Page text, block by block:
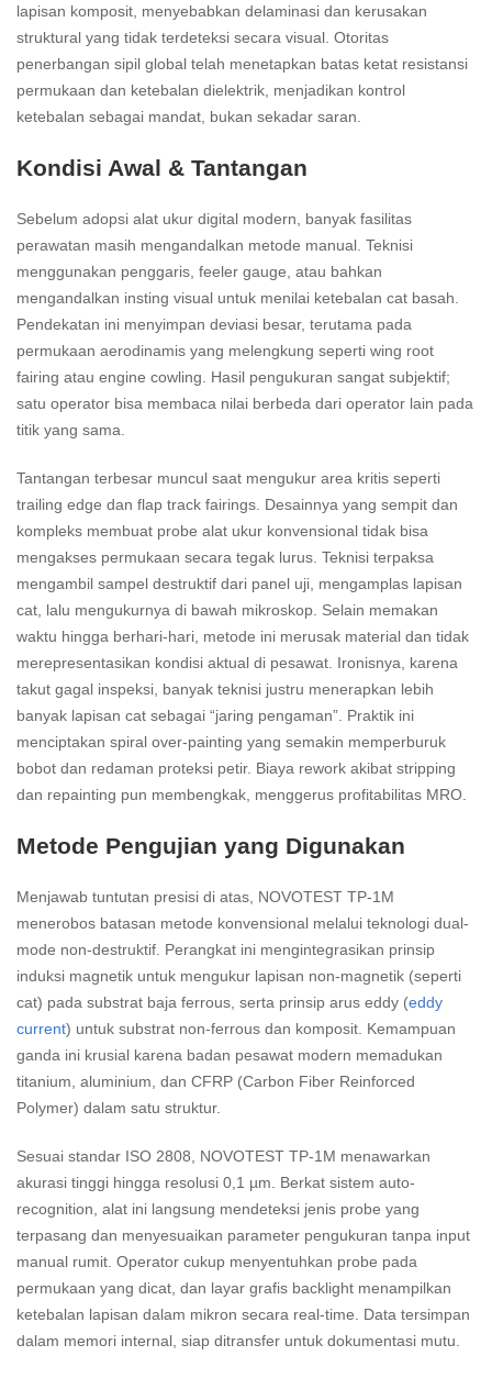
lapisan komposit, menyebabkan delaminasi dan kerusakan
struktural yang tidak terdeteksi secara visual. Otoritas
penerbangan sipil global telah menetapkan batas ketat resistansi
permukaan dan ketebalan dielektrik, menjadikan kontrol
ketebalan sebagai mandat, bukan sekadar saran.
Kondisi Awal & Tantangan
Sebelum adopsi alat ukur digital modern, banyak fasilitas
perawatan masih mengandalkan metode manual. Teknisi
menggunakan penggaris, feeler gauge, atau bahkan
mengandalkan insting visual untuk menilai ketebalan cat basah.
Pendekatan ini menyimpan deviasi besar, terutama pada
permukaan aerodinamis yang melengkung seperti wing root
fairing atau engine cowling. Hasil pengukuran sangat subjektif;
satu operator bisa membaca nilai berbeda dari operator lain pada
titik yang sama.
Tantangan terbesar muncul saat mengukur area kritis seperti
trailing edge dan flap track fairings. Desainnya yang sempit dan
kompleks membuat probe alat ukur konvensional tidak bisa
mengakses permukaan secara tegak lurus. Teknisi terpaksa
mengambil sampel destruktif dari panel uji, mengamplas lapisan
cat, lalu mengukurnya di bawah mikroskop. Selain memakan
waktu hingga berhari-hari, metode ini merusak material dan tidak
merepresentasikan kondisi aktual di pesawat. Ironisnya, karena
takut gagal inspeksi, banyak teknisi justru menerapkan lebih
banyak lapisan cat sebagai “jaring pengaman”. Praktik ini
menciptakan spiral over-painting yang semakin memperburuk
bobot dan redaman proteksi petir. Biaya rework akibat stripping
dan repainting pun membengkak, menggerus profitabilitas MRO.
Metode Pengujian yang Digunakan
Menjawab tuntutan presisi di atas, NOVOTEST TP-1M
menerobos batasan metode konvensional melalui teknologi dual-
mode non-destruktif. Perangkat ini mengintegrasikan prinsip
induksi magnetik untuk mengukur lapisan non-magnetik (seperti
cat) pada substrat baja ferrous, serta prinsip arus eddy (eddy
current) untuk substrat non-ferrous dan komposit. Kemampuan
ganda ini krusial karena badan pesawat modern memadukan
titanium, aluminium, dan CFRP (Carbon Fiber Reinforced
Polymer) dalam satu struktur.
Sesuai standar ISO 2808, NOVOTEST TP-1M menawarkan
akurasi tinggi hingga resolusi 0,1 µm. Berkat sistem auto-
recognition, alat ini langsung mendeteksi jenis probe yang
terpasang dan menyesuaikan parameter pengukuran tanpa input
manual rumit. Operator cukup menyentuhkan probe pada
permukaan yang dicat, dan layar grafis backlight menampilkan
ketebalan lapisan dalam mikron secara real-time. Data tersimpan
dalam memori internal, siap ditransfer untuk dokumentasi mutu.